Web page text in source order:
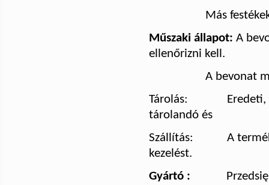
Más
Műszaki állapot: A
ellenőrizni kell.
A bevonat
Tárolás:
tárolandó és
Szállítás:
A
kezelést.
Gyártó :